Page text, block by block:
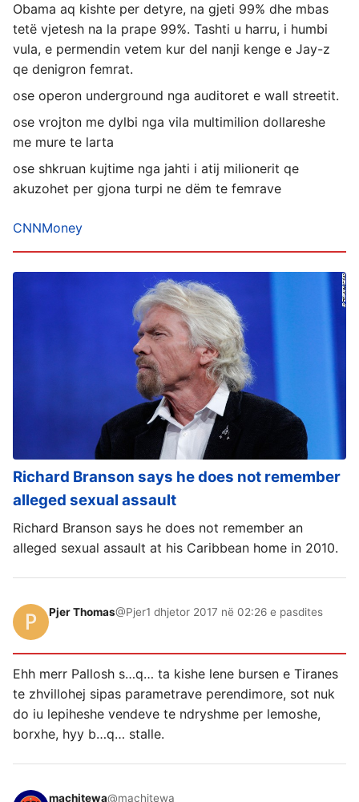
Obama aq kishte per detyre, na gjeti 99% dhe mbas
tetë vjetesh na la prape 99%. Tashti u harru, i humbi
vula, e permendin vetem kur del nanji kenge e Jay-z
qe denigron femrat.
ose operon underground nga auditoret e wall streetit.
ose vrojton me dylbi nga vila multimilion dollareshe
me mure te larta
ose shkruan kujtime nga jahti i atij milionerit qe
akuzohet per gjona turpi ne dëm te femrave
CNNMoney
Richard Branson says he does not remember
alleged sexual assault
Richard Branson says he does not remember an
alleged sexual assault at his Caribbean home in 2010.
Pjer Thomas@Pjer1 dhjetor 2017 në 02:26 e pasdites
Ehh merr Pallosh s…q… ta kishe lene bursen e Tiranes
te zhvillohej sipas parametrave perendimore, sot nuk
do iu lepiheshe vendeve te ndryshme per lemoshe,
borxhe, hyy b…q… stalle.
machitewa@machitewa